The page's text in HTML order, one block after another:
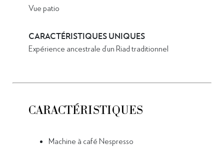
Vue patio
CARACTÉRISTIQUES UNIQUES
Expérience ancestrale d’un Riad traditionnel
CARACTÉRISTIQUES
Machine à café Nespresso